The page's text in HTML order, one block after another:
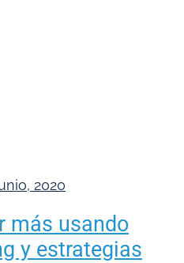
2020
más usando
y estrategias